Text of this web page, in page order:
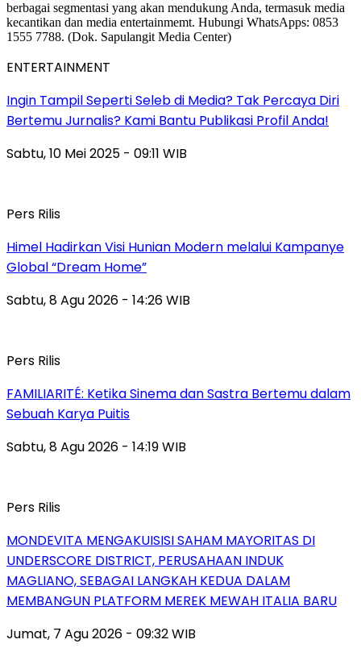
ENTERTAINMENT
Ingin Tampil Seperti Seleb di Media? Tak Percaya Diri
Bertemu Jurnalis? Kami Bantu Publikasi Profil Anda!
Sabtu, 10 Mei 2025 - 09:11 WIB
Pers Rilis
Himel Hadirkan Visi Hunian Modern melalui Kampanye
Global “Dream Home”
Sabtu, 8 Agu 2026 - 14:26 WIB
Pers Rilis
FAMILIARITÉ: Ketika Sinema dan Sastra Bertemu dalam
Sebuah Karya Puitis
Sabtu, 8 Agu 2026 - 14:19 WIB
Pers Rilis
MONDEVITA MENGAKUISISI SAHAM MAYORITAS DI
UNDERSCORE DISTRICT, PERUSAHAAN INDUK
MAGLIANO, SEBAGAI LANGKAH KEDUA DALAM
MEMBANGUN PLATFORM MEREK MEWAH ITALIA BARU
Jumat, 7 Agu 2026 - 09:32 WIB